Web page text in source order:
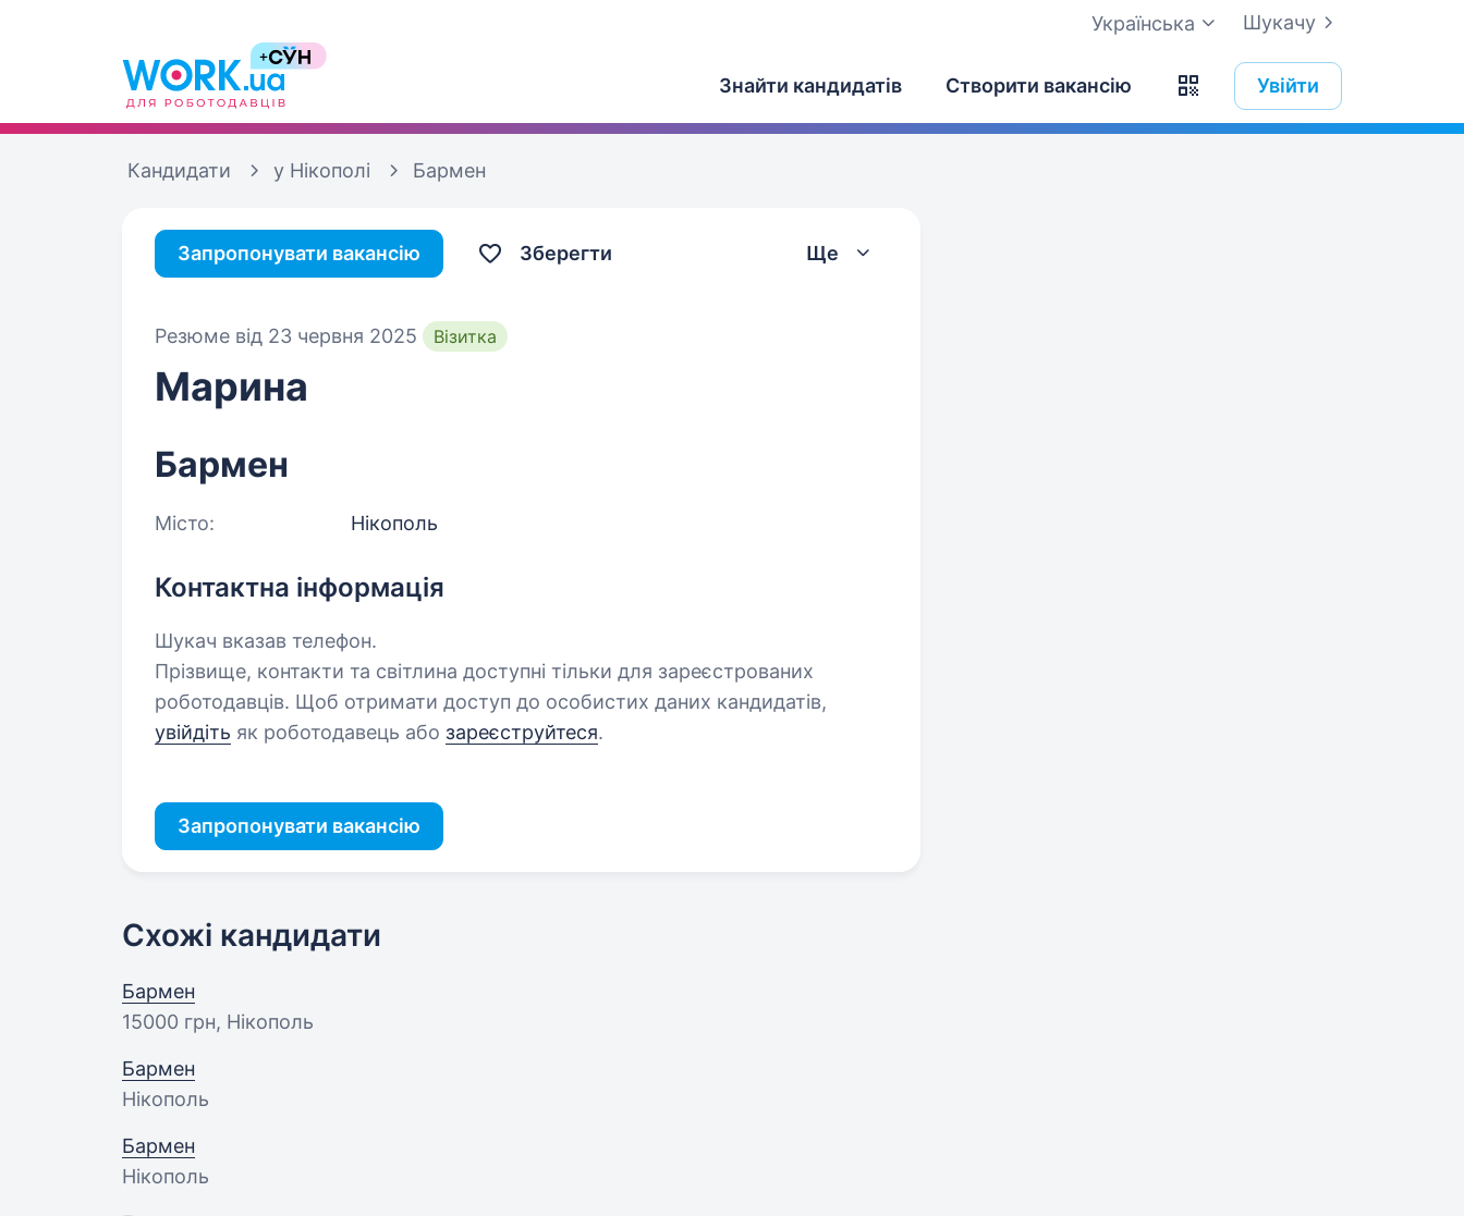
Шукачу
Українська
Знайти кандидатів Створити вакансію Увійти
Кандидати у Нікополі Бармен
Запропонувати вакансію Зберегти Ще
Резюме від 23 червня 2025 Візитка
Марина
Бармен
Місто: Нікополь
Контактна інформація
Шукач вказав телефон.
Прізвище, контакти та світлина доступні тільки для зареєстрованих
роботодавців. Щоб отримати доступ до особистих даних кандидатів,
увійдіть як роботодавець або зареєструйтеся.
Запропонувати вакансію
Схожі кандидати
Бармен
15000 грн, Нікополь
Бармен
Нікополь
Бармен
Нікополь